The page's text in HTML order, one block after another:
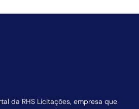
da RHS Licitações, empresa que